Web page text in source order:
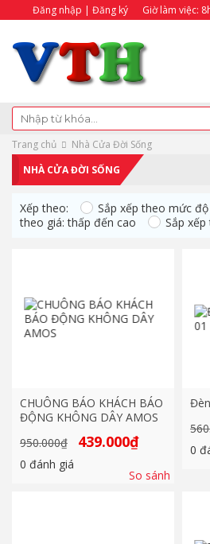
Đăng nhập | Đăng ký Giờ làm việc:
Trang chủ
Nhà Cửa Đời Sống
NHÀ CỬA ĐỜI SỐNG
Xếp theo: Sắp xếp theo mức
theo giá: thấp đến cao
Sắp
CHUÔNG BÁO KHÁCH BÁO
ĐỘNG KHÔNG DÂY AMOS
950.000₫
Giá
gốc
439.000₫Giá
là:
0 đánh giá
So sánh
0